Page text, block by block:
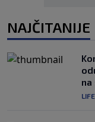
NAJČITANIJE
na